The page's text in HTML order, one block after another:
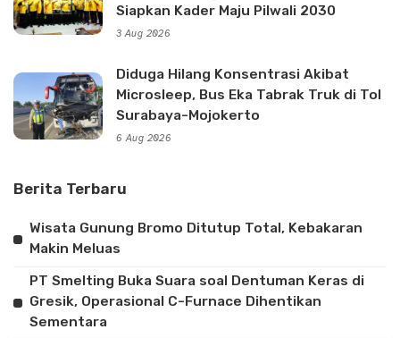
Siapkan Kader Maju Pilwali 2030
3 Aug 2026
Diduga Hilang Konsentrasi Akibat
Microsleep, Bus Eka Tabrak Truk di Tol
Surabaya-Mojokerto
6 Aug 2026
Berita Terbaru
Wisata Gunung Bromo Ditutup Total, Kebakaran
Makin Meluas
PT Smelting Buka Suara soal Dentuman Keras di
Gresik, Operasional C-Furnace Dihentikan
Sementara